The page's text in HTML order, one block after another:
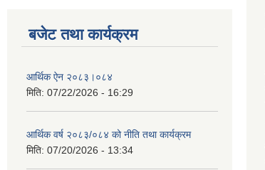
बजेट तथा कार्यक्रम
आर्थिक ऐन २०८३।०८४
मिति: 07/22/2026 - 16:29
आर्थिक वर्ष २०८३/०८४ को नीति तथा कार्यक्रम
मिति: 07/20/2026 - 13:34